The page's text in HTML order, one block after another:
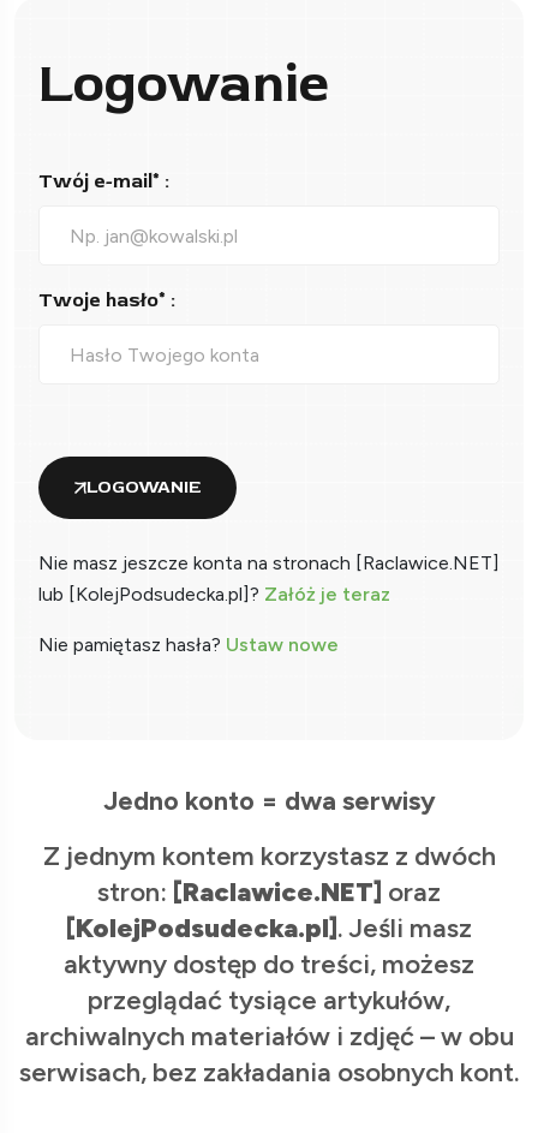
Logowanie
Twój e-mail* :
Twoje hasło* :
LOGOWANIE
Nie masz jeszcze konta na stronach [Raclawice.NET]
lub [KolejPodsudecka.pl]? Załóż je teraz
Nie pamiętasz hasła? Ustaw nowe
Jedno konto = dwa serwisy
Z jednym kontem korzystasz z dwóch
stron: [Raclawice.NET] oraz
[KolejPodsudecka.pl]. Jeśli masz
aktywny dostęp do treści, możesz
przeglądać tysiące artykułów,
archiwalnych materiałów i zdjęć – w obu
serwisach, bez zakładania osobnych kont.